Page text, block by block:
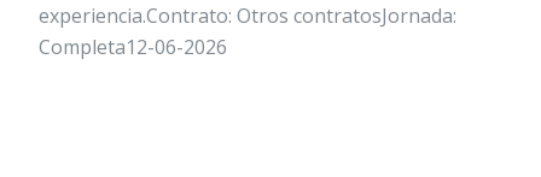
experiencia.Contrato: Otros contratosJornada:
Completa12-06-2026